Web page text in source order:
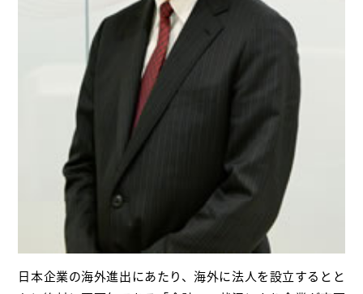
日本企業の海外進出にあたり、海外に法人を設立するとと